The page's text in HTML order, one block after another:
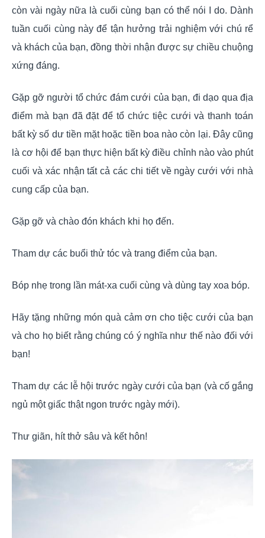
còn vài ngày nữa là cuối cùng bạn có thể nói I do. Dành
tuần cuối cùng này để tận hưởng trải nghiệm với chú rể
và khách của bạn, đồng thời nhận được sự chiều chuộng
xứng đáng.
Gặp gỡ người tổ chức đám cưới của bạn, đi dạo qua địa
điểm mà bạn đã đặt để tổ chức tiệc cưới và thanh toán
bất kỳ số dư tiền mặt hoặc tiền boa nào còn lại. Đây cũng
là cơ hội để bạn thực hiện bất kỳ điều chỉnh nào vào phút
cuối và xác nhận tất cả các chi tiết về ngày cưới với nhà
cung cấp của bạn.
Gặp gỡ và chào đón khách khi họ đến.
Tham dự các buổi thử tóc và trang điểm của bạn.
Bóp nhẹ trong lần mát-xa cuối cùng và dùng tay xoa bóp.
Hãy tặng những món quà cảm ơn cho tiệc cưới của bạn
và cho họ biết rằng chúng có ý nghĩa như thế nào đối với
bạn!
Tham dự các lễ hội trước ngày cưới của bạn (và cố gắng
ngủ một giấc thật ngon trước ngày mới).
Thư giãn, hít thở sâu và kết hôn!